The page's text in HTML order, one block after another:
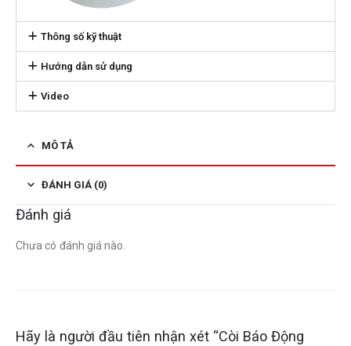
Thông số kỹ thuật
Hướng dẫn sử dụng
Video
MÔ TẢ
ĐÁNH GIÁ (0)
Đánh giá
Chưa có đánh giá nào.
Hãy là người đầu tiên nhận xét “Còi Báo Động